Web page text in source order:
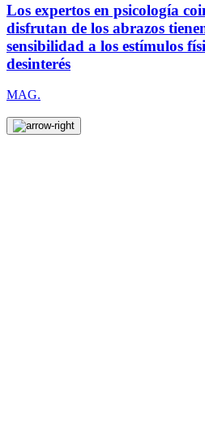
Los expertos en psicología
disfrutan de los abrazos
sensibilidad a los estímulos
desinterés
MAG.